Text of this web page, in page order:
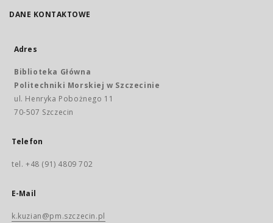
DANE KONTAKTOWE
Adres
Biblioteka Główna
Politechniki Morskiej w Szczecinie
ul. Henryka Pobożnego 11
70-507 Szczecin
Telefon
tel. +48 (91) 4809 702
E-Mail
k.kuzian@pm.szczecin.pl